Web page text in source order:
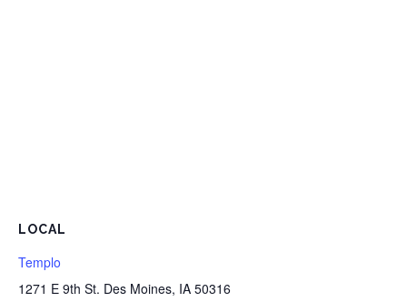
LOCAL
Templo
1271 E 9th St. Des Moines, IA 50316